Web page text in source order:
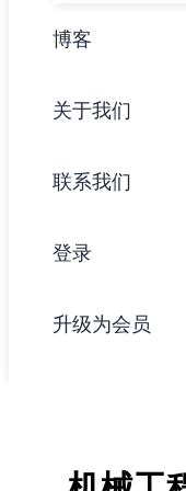
博客
关于我们
联系我们
登录
升级为会员